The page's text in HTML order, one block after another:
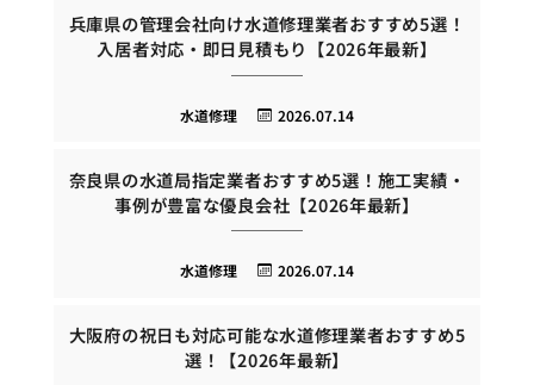
兵庫県の管理会社向け水道修理業者おすすめ5選！
入居者対応・即日見積もり【2026年最新】
2026.07.14
水道修理
奈良県の水道局指定業者おすすめ5選！施工実績・
事例が豊富な優良会社【2026年最新】
2026.07.14
水道修理
大阪府の祝日も対応可能な水道修理業者おすすめ5
選！【2026年最新】